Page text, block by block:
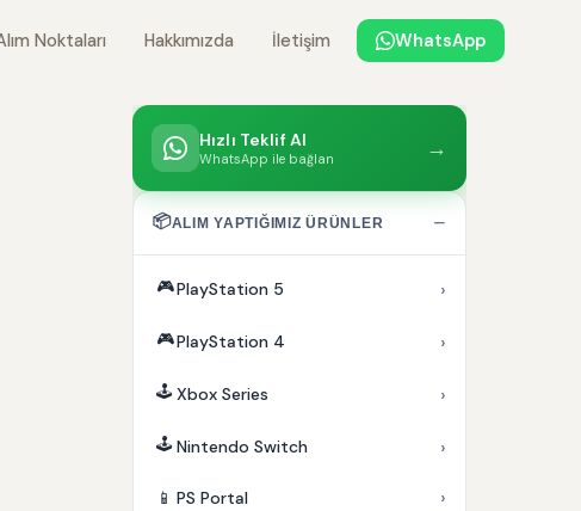
Noktaları Hakkımızda İletişim WhatsApp
Hızlı Teklif Al
WhatsApp ile bağlan →
📦ALIM YAPTIĞIMIZ ÜRÜNLER −
🎮PlayStation 5 ›
🎮PlayStation 4 ›
🕹️ Xbox Series ›
🕹️ Nintendo Switch ›
📱 PS Portal ›